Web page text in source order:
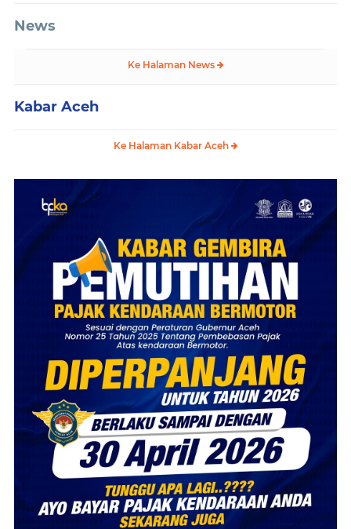
News
Ke Halaman News
Kabar Aceh
Ke Halaman Kabar Aceh